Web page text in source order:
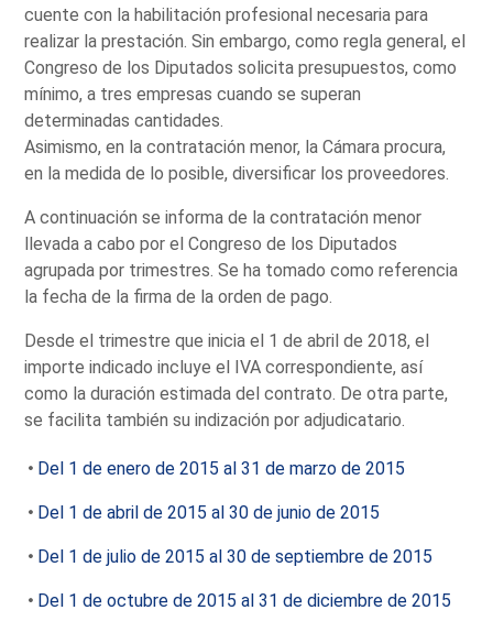
cuente con la habilitación profesional necesaria para
realizar la prestación. Sin embargo, como regla general, el
Congreso de los Diputados solicita presupuestos, como
mínimo, a tres empresas cuando se superan
determinadas cantidades.
Asimismo, en la contratación menor, la Cámara procura,
en la medida de lo posible, diversificar los proveedores.
A continuación se informa de la contratación menor
llevada a cabo por el Congreso de los Diputados
agrupada por trimestres. Se ha tomado como referencia
la fecha de la firma de la orden de pago.
Desde el trimestre que inicia el 1 de abril de 2018, el
importe indicado incluye el IVA correspondiente, así
como la duración estimada del contrato. De otra parte,
se facilita también su indización por adjudicatario.
Del 1 de enero de 2015 al 31 de marzo de 2015
Del 1 de abril de 2015 al 30 de junio de 2015
Del 1 de julio de 2015 al 30 de septiembre de 2015
Del 1 de octubre de 2015 al 31 de diciembre de 2015